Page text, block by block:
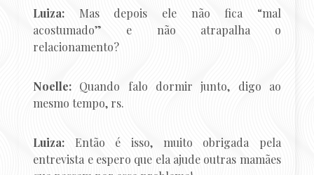
Luiza: Mas depois ele não fica “mal
acostumado” e não atrapalha o
relacionamento?
Noelle: Quando falo dormir junto, digo ao
mesmo tempo, rs.
Luiza: Então é isso, muito obrigada pela
entrevista e espero que ela ajude outras mamães